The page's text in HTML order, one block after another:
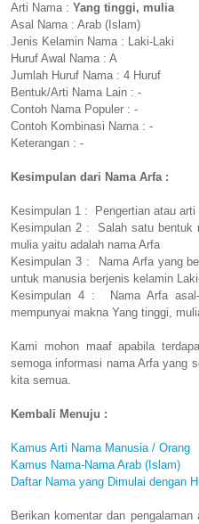
Arti Nama : Yang tinggi, mulia
Asal Nama : Arab (Islam)
Jenis Kelamin Nama : Laki-Laki
Huruf Awal Nama : A
Jumlah Huruf Nama : 4 Huruf
Bentuk/Arti Nama Lain : -
Contoh Nama Populer : -
Contoh Kombinasi Nama : -
Keterangan : -
Kesimpulan dari Nama Arfa :
Kesimpulan 1 : Pengertian atau
Kesimpulan 2 : Salah satu bentuk
mulia yaitu adalah nama Arfa
Kesimpulan 3 : Nama Arfa yang
untuk manusia berjenis kelamin
Kesimpulan 4 : Nama Arfa
mempunyai makna Yang tinggi,
Kami mohon maaf apabila
semoga informasi nama Arfa yang
kita semua.
Kembali Menuju :
Kamus Arti Nama Manusia / Orang
Kamus Nama-Nama Arab (Islam)
Daftar Nama yang Dimulai dengan
Berikan komentar dan